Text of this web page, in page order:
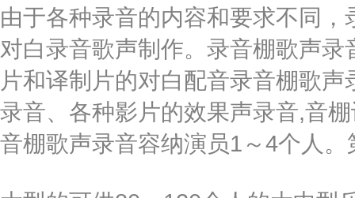
由于各种录音的内容和要求不同
对白录音歌声制作。录音棚歌声
片和译制片的对白配音录音棚歌
录音、各种影片的效果声录音,音
音棚歌声录音容纳演员1～4个人